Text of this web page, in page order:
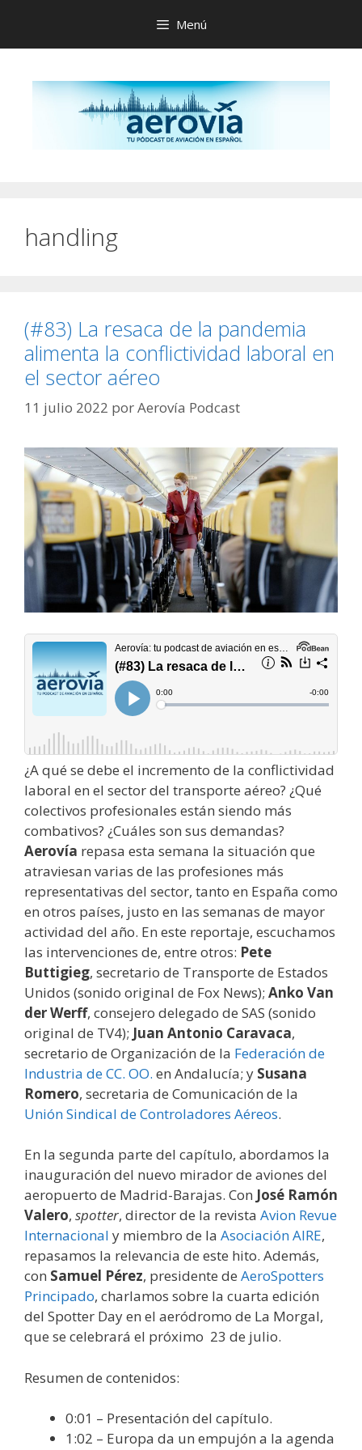
contenido
Menú
handling
(#83) La resaca de la pandemia
alimenta la conflictividad laboral en
el sector aéreo
11 julio 2022 porAerovía Podcast
¿A qué se debe el incremento de la conflictividad
laboral en el sector del transporte aéreo? ¿Qué
colectivos profesionales están siendo más
combativos? ¿Cuáles son sus demandas?
Aerovía repasa esta semana la situación que
atraviesan varias de las profesiones más
representativas del sector, tanto en España como
en otros países, justo en las semanas de mayor
actividad del año. En este reportaje, escuchamos
las intervenciones de, entre otros: Pete
Buttigieg, secretario de Transporte de Estados
Unidos (sonido original de Fox News); Anko Van
der Werff, consejero delegado de SAS (sonido
original de TV4); Juan Antonio Caravaca,
secretario de Organización de la Federación de
Industria de CC. OO. en Andalucía; y Susana
Romero, secretaria de Comunicación de la
Unión Sindical de Controladores Aéreos.
En la segunda parte del capítulo, abordamos la
inauguración del nuevo mirador de aviones del
aeropuerto de Madrid-Barajas. Con José Ramón
Valero, spotter, director de la revista Avion Revue
Internacional y miembro de la Asociación AIRE,
repasamos la relevancia de este hito. Además,
con Samuel Pérez, presidente de AeroSpotters
Principado, charlamos sobre la cuarta edición
del Spotter Day en el aeródromo de La Morgal,
que se celebrará el próximo 23 de julio.
Resumen de contenidos:
0:01 – Presentación del capítulo.
1:02 – Europa da un empujón a la agenda